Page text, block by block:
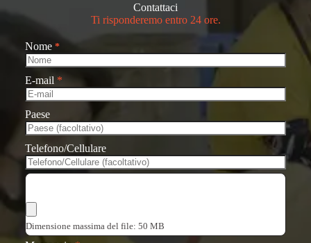
Contattaci
Ti risponderemo entro 24 ore.
Nome *
E-mail *
Paese
Telefono/Cellulare
Dimensione massima del file: 50 MB